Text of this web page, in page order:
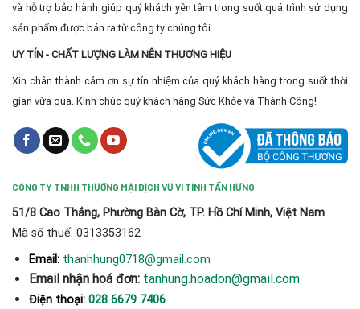
và hỗ trợ bảo hành giúp quý khách yên tâm trong suốt quá trình sử dụng
sản phẩm được bán ra từ công ty chúng tôi.
UY TÍN - CHẤT LƯỢNG LÀM NÊN THƯƠNG HIỆU
Xin chân thành cảm ơn sự tín nhiệm của quý khách hàng trong suốt thời
gian vừa qua. Kính chúc quý khách hàng Sức Khỏe và Thành Công!
CÔNG TY TNHH THƯƠNG MẠI DỊCH VỤ VI TÍNH TẤN HƯNG
51/8 Cao Thắng, Phường Bàn Cờ, TP. Hồ Chí Minh, Việt Nam
Mã số thuế: 0313353162
Email: thanhhung0718@gmail.com
Email nhận hoá đơn: tanhung.hoadon@gmail.com
Điện thoại: 028 6679 7406